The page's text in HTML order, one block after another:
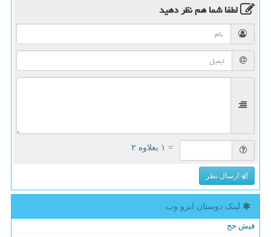
لطفا شما همنظر دهید
= ۱ بعلاوه ۲
ارسال نظر
لینک دوستان ایزو وب
فیش حج